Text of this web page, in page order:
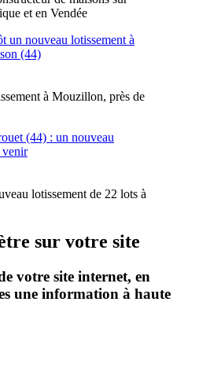
et en Vendée
à Mouzillon, près de
lotissement de 22 lots à
sur votre site
votre site internet, en
une information à haute